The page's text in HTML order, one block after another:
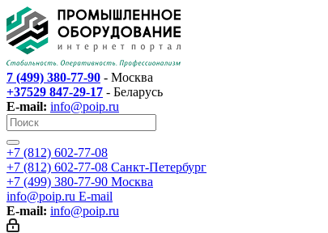
7 (499) 380-77-90 - Москва
+37529 847-29-17 - Беларусь
E-mail: info@poip.ru
+7 (812) 602-77-08
+7 (812) 602-77-08 Санкт-Петербург
+7 (499) 380-77-90 Москва
info@poip.ru E-mail
E-mail: info@poip.ru